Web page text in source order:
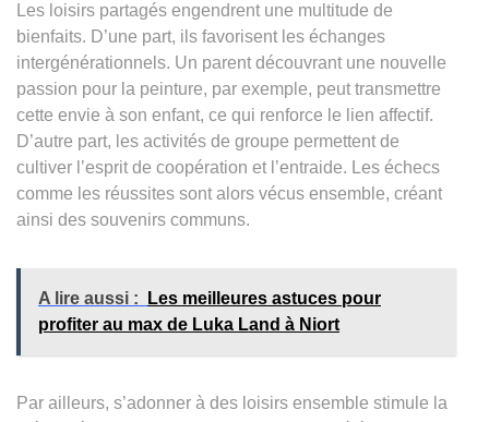
Les loisirs partagés engendrent une multitude de
bienfaits. D’une part, ils favorisent les échanges
intergénérationnels. Un parent découvrant une nouvelle
passion pour la peinture, par exemple, peut transmettre
cette envie à son enfant, ce qui renforce le lien affectif.
D’autre part, les activités de groupe permettent de
cultiver l’esprit de coopération et l’entraide. Les échecs
comme les réussites sont alors vécus ensemble, créant
ainsi des souvenirs communs.
A lire aussi :
Les meilleures astuces pour
profiter au max de Luka Land à Niort
Par ailleurs, s’adonner à des loisirs ensemble stimule la